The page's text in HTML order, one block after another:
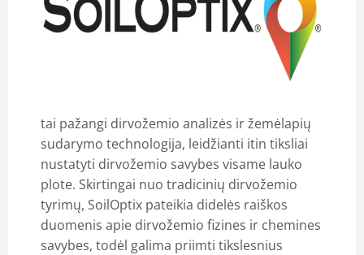
tai pažangi dirvožemio analizės ir žemėlapių
sudarymo technologija, leidžianti itin tiksliai
nustatyti dirvožemio savybes visame lauko
plote. Skirtingai nuo tradicinių dirvožemio
tyrimų, SoilOptix pateikia didelės raiškos
duomenis apie dirvožemio fizines ir chemines
savybes, todėl galima priimti tikslesnius